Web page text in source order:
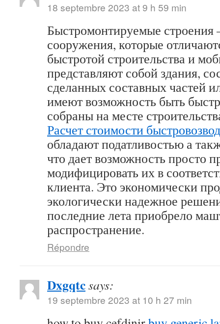
18 septembre 2023 at 9 h 59 min
Быстромонтируемые строения
сооружения, которые
быстротой строительства и
представляют собой здания,
сделанных составных частей
имеют возможность быть
собраны на месте
Расчет стоимости
обладают податливостью а
что дает возможность просто
модифицировать их в
клиента. Это экономически
экологически надежное
последние лета приобрело
распространение.
Répondre
Dxgqtcsays:
19 septembre 2023 at 10 h 27 min